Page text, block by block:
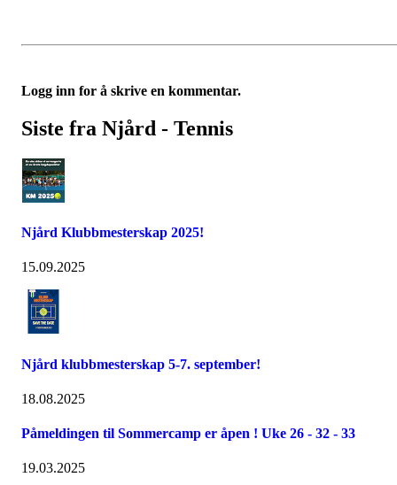
Logg inn for å skrive en kommentar.
Siste fra Njård - Tennis
Njård Klubbmesterskap 2025!
15.09.2025
Njård klubbmesterskap 5-7. september!
18.08.2025
Påmeldingen til Sommercamp er åpen ! Uke 26 - 32 - 33
19.03.2025